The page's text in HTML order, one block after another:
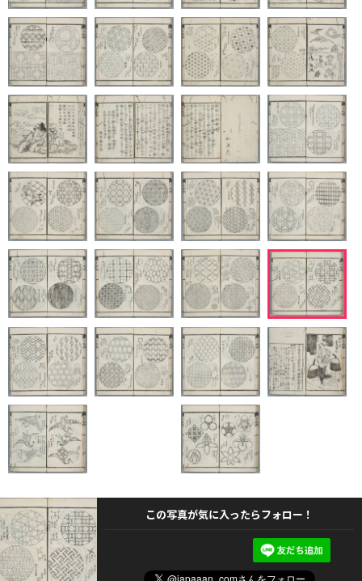
この写真が気に入ったらフォロー！